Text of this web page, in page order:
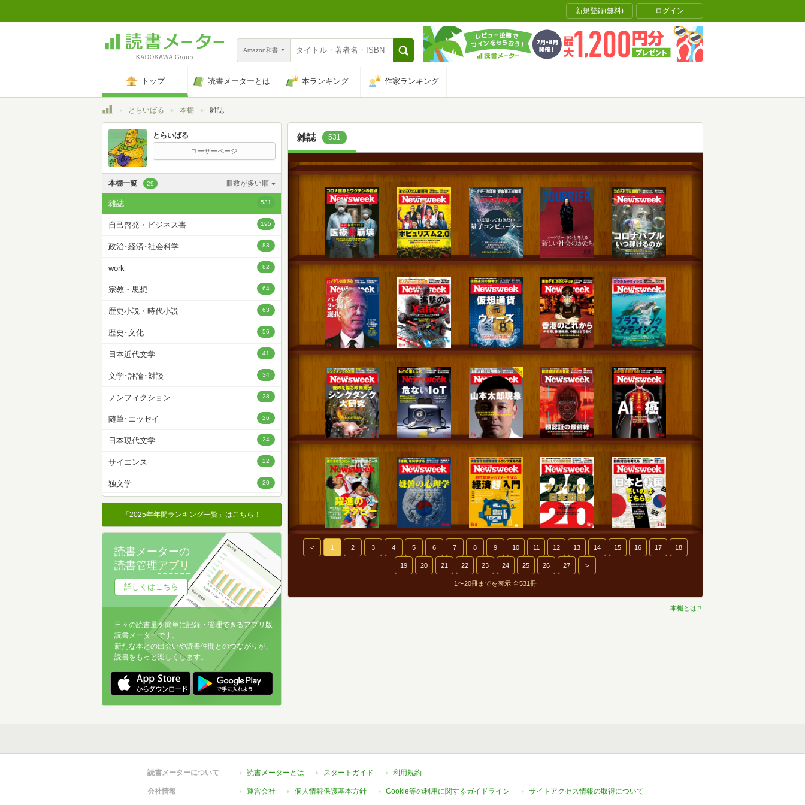
新規登録(無料) ログイン
Amazon和書
トップ 読書メーターとは 本ランキング 作家ランキング
トップとらいばる 本棚 雑誌
とらいばる
ユーザーページ
本棚一覧 29 冊数が多い順
カスタム順
登録日時が新しい順
登録日時が古い順
冊数が多い順
冊数が少ない順
雑誌 531
自己啓発・ビジネス書 195
政治･経済･社会科学 83
work 82
宗教・思想 64
歴史小説・時代小説 63
歴史･文化 56
日本近代文学 41
文学･評論･対談 34
ノンフィクション 28
随筆･エッセイ 26
日本現代文学 24
サイエンス 22
独文学 20
その他 18
その他文学 17
SF･ファンタジー･児童文学 16
神話・民話・叙事詩 15
ラテンアメリカ文学 13
12
露文学
日本古典文学
英文学
「2025年年間ランキング一覧」はこちら！
読書メーターの
読書管理アプリ
詳しくはこちら
日々の読書量を簡単に記録・管理できるアプリ版
読書メーターです。
新たな本との出会いや読書仲間とのつながりが、
読書をもっと楽しくします。
雑誌 531
< 1 2 3 4 5 6 7 8 9 10 11 12 13 14 15 16 17 18
19 20 21 22 23 24 25 26 27 >
1〜20冊までを表示 全531冊
本棚とは？
読書メーターについて 読書メーターとは スタートガイド 利用規約
会社情報 運営会社 個人情報保護基本方針 Cookie等の利用に関するガイドライン サイトアクセス情報の取得について